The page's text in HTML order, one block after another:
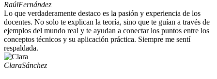
RaúlFernández
Lo que verdaderamente destaco es la pasión y experiencia de los
docentes. No solo te explican la teoría, sino que te guían a través de
ejemplos del mundo real y te ayudan a conectar los puntos entre los
conceptos técnicos y su aplicación práctica. Siempre me sentí
respaldada.
ClaraSánchez